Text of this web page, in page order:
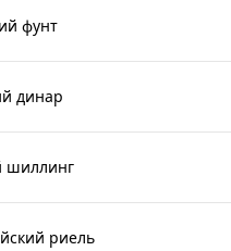
фунт
динар
шиллинг
риель